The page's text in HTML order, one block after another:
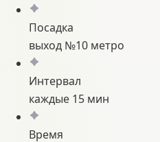
Посадка
выход №10 метро
Интервал
каждые 15 мин
Время